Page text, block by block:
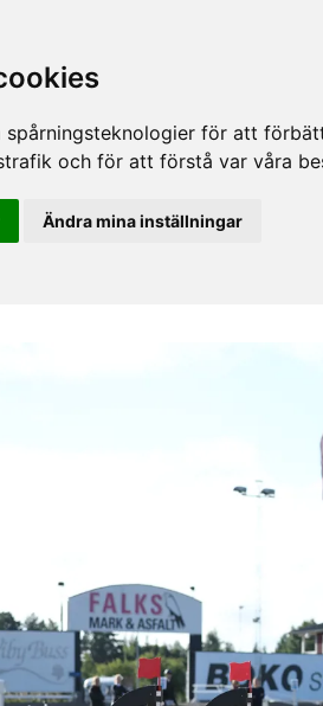
spårningsteknologier för att
och för att förstå var våra
Ändra mina inställningar